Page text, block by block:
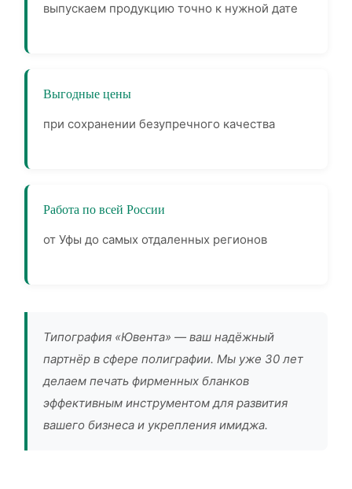
выпускаем продукцию точно к нужной дате
Выгодные цены
при сохранении безупречного качества
Работа по всей России
от Уфы до самых отдаленных регионов
Типография «Ювента» — ваш надёжный
партнёр в сфере полиграфии. Мы уже 30 лет
делаем печать фирменных бланков
эффективным инструментом для развития
вашего бизнеса и укрепления имиджа.